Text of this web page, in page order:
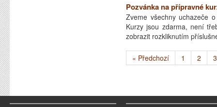
Pozvánka na přípravné
Zveme všechny uchazeče
Kurzy jsou zdarma, není
zobrazit rozkliknutím
« Předchozí 1 2 3